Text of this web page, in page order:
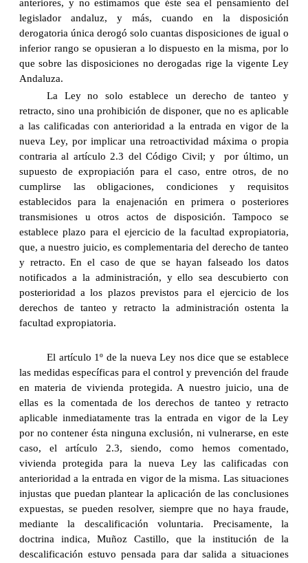
anteriores, y no estimamos que éste sea el pensamiento del
legislador andaluz, y más, cuando en la disposición
derogatoria única derogó solo cuantas disposiciones de igual o
inferior rango se opusieran a lo dispuesto en la misma, por lo
que sobre las disposiciones no derogadas rige la vigente Ley
Andaluza.
La Ley no solo establece un derecho de tanteo y
retracto, sino una prohibición de disponer, que no es aplicable
a las calificadas con anterioridad a la entrada en vigor de la
nueva Ley, por implicar una retroactividad máxima o propia
contraria al artículo 2.3 del Código Civil; y por último, un
supuesto de expropiación para el caso, entre otros, de no
cumplirse las obligaciones, condiciones y requisitos
establecidos para la enajenación en primera o posteriores
transmisiones u otros actos de disposición. Tampoco se
establece plazo para el ejercicio de la facultad expropiatoria,
que, a nuestro juicio, es complementaria del derecho de tanteo
y retracto. En el caso de que se hayan falseado los datos
notificados a la administración, y ello sea descubierto con
posterioridad a los plazos previstos para el ejercicio de los
derechos de tanteo y retracto la administración ostenta la
facultad expropiatoria.
El artículo 1º de la nueva Ley nos dice que se establece
las medidas específicas para el control y prevención del fraude
en materia de vivienda protegida. A nuestro juicio, una de
ellas es la comentada de los derechos de tanteo y retracto
aplicable inmediatamente tras la entrada en vigor de la Ley
por no contener ésta ninguna exclusión, ni vulnerarse, en este
caso, el artículo 2.3, siendo, como hemos comentado,
vivienda protegida para la nueva Ley las calificadas con
anterioridad a la entrada en vigor de la misma. Las situaciones
injustas que puedan plantear la aplicación de las conclusiones
expuestas, se pueden resolver, siempre que no haya fraude,
mediante la descalificación voluntaria. Precisamente, la
doctrina indica, Muñoz Castillo, que la institución de la
descalificación estuvo pensada para dar salida a situaciones